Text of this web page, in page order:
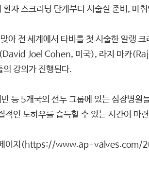
자 스크리닝 단계부터 시술실 준비, 마
아 전 세계에서 타비를 첫 시술한 알
Joel Cohen, 미국), 라지 마카(Raj
의 강의가 진행된다.
등 5개국의 선두 그룹에 있는 심장병
적인 노하우를 습득할 수 있는 시간이 마
이지( https://www.ap-valves.com/